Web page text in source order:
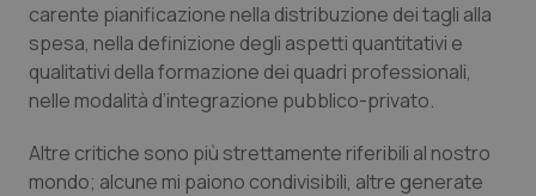
carente pianificazione nella distribuzione dei tagli alla
spesa, nella definizione degli aspetti quantitativi e
qualitativi della formazione dei quadri professionali,
nelle modalità d’integrazione pubblico-privato.
Altre critiche sono più strettamente riferibili al nostro
mondo; alcune mi paiono condivisibili, altre generate